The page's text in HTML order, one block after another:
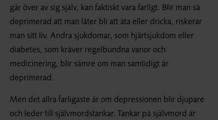
går över av sig själv, kan faktiskt vara farligt. Blir man så
deprimerad att man låter bli att äta eller dricka, riskerar
man sitt liv. Andra sjukdomar, som hjärtsjukdom eller
diabetes, som kräver regelbundna vanor och
medicinering, blir sämre om man samtidigt är
deprimerad.
Men det allra farligaste är om depressionen blir djupare
och leder till självmordstankar. Tankar på självmord är